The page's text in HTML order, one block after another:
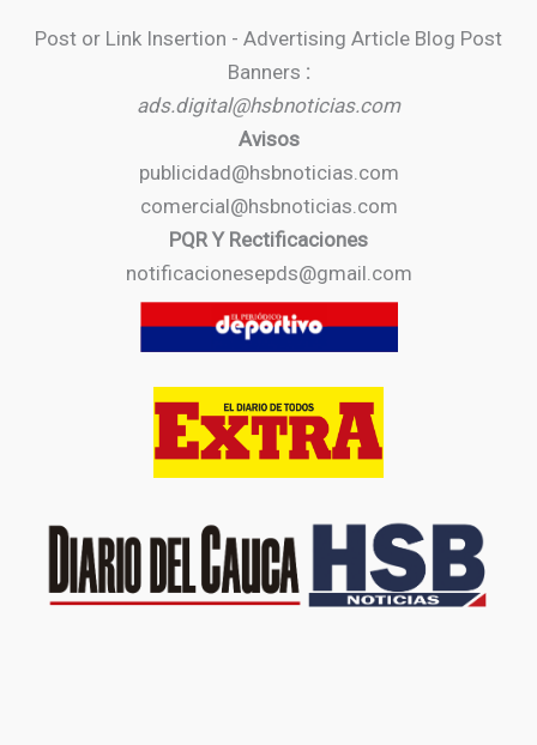
Post or Link Insertion - Advertising Article Blog Post
Banners :
ads.digital@hsbnoticias.com
Avisos
publicidad@hsbnoticias.com
comercial@hsbnoticias.com
PQR Y Rectificaciones
notificacionesepds@gmail.com